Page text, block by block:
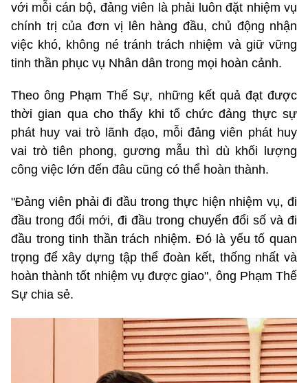
với mỗi cán bộ, đảng viên là phải luôn đặt nhiệm vụ
chính trị của đơn vị lên hàng đầu, chủ động nhận
việc khó, không né tránh trách nhiệm và giữ vững
tinh thần phục vụ Nhân dân trong mọi hoàn cảnh.
Theo ông Phạm Thế Sự, những kết quả đạt được
thời gian qua cho thấy khi tổ chức đảng thực sự
phát huy vai trò lãnh đạo, mỗi đảng viên phát huy
vai trò tiên phong, gương mẫu thì dù khối lượng
công việc lớn đến đâu cũng có thể hoàn thành.
"Đảng viên phải đi đầu trong thực hiện nhiệm vụ, đi
đầu trong đổi mới, đi đầu trong chuyển đổi số và đi
đầu trong tinh thần trách nhiệm. Đó là yếu tố quan
trọng để xây dựng tập thể đoàn kết, thống nhất và
hoàn thành tốt nhiệm vụ được giao", ông Phạm Thế
Sự chia sẻ.